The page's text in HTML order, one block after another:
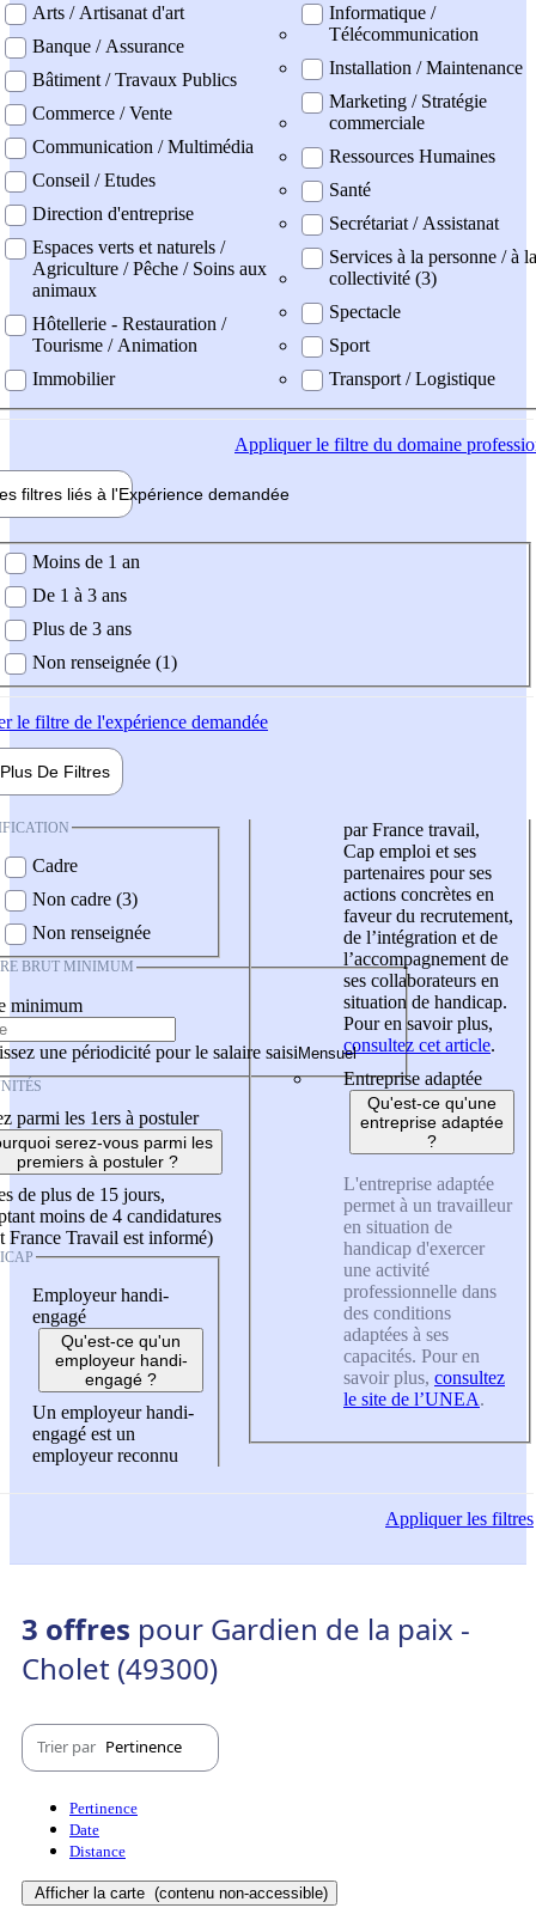
Arts / Artisanat d'art
Banque / Assurance
Bâtiment / Travaux Publics
Commerce / Vente
Communication / Multimédia
Conseil / Etudes
Direction d'entreprise
Espaces verts et naturels /
Agriculture / Pêche / Soins aux
animaux
Hôtellerie - Restauration /
Tourisme / Animation
Immobilier
Informatique /
Télécommunication
Installation / Maintenance
Marketing / Stratégie
commerciale
Ressources Humaines
Santé
Secrétariat / Assistanat
Services à la personne / à la
collectivité (3)
Spectacle
Sport
Transport / Logistique
Appliquerle filtre du domaine
filtres liés à l'Expérience demandée
demandée
Moins de 1 an
De 1 à 3 ans
Plus de 3 ans
Non renseignée (1)
le filtre de l'expérience demandée
Plus De Filtres
Cadre
Non cadre (3)
Non renseignée
BRUT MINIMUM
minimum
une périodicité pour le salaire saisi
parmi les 1ers à postuler
serez-vous parmi les
premiers à postuler ?
de plus de 15 jours,
moins de 4 candidatures
France Travail est informé)
Employeur handi-
engagé
Qu'est-ce qu'un
employeur handi-
engagé ?
Un employeur handi-
engagé est un
employeur reconnu
par France travail,
Cap emploi et ses
partenaires pour ses
actions concrètes en
faveur du recrutement,
de l’intégration et de
l’accompagnement de
ses collaborateurs en
situation de handicap.
Pour en savoir plus,
consultez cet article.
Entreprise adaptée
Qu'est-ce qu'une
entreprise adaptée
?
L'entreprise adaptée
permet à un travailleur
en situation de
handicap d'exercer
une activité
professionnelle dans
des conditions
adaptées à ses
capacités. Pour en
savoir plus, consultez
le site de l’UNEA.
Appliquerles filtres
3 offres pour Gardien de la paix -
Cholet (49300)
Trier par Pertinence
Pertinence
Date
Distance
Afficher la carte (contenu non-accessible)